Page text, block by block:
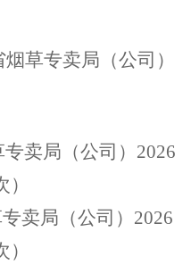
草专卖局（公司）
卖局（公司） 2026
卖局（公司） 2026